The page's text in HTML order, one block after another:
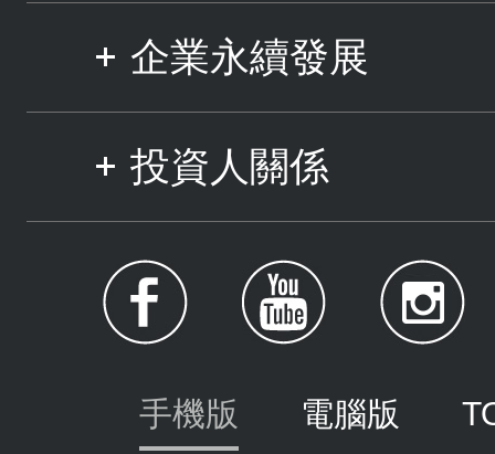
企業永續發展
投資人關係
手機版 電腦版